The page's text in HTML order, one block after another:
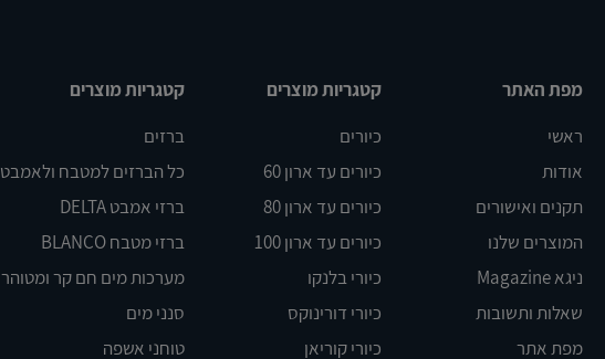
מפת האתר
ראשי
אודות
תקנים ואישורים
המוצרים שלנו
ניגא Magazine
שאלות ותשובות
מפת אתר
קטגריות מוצרים
כיורים
כיורים עד ארון 60
כיורים עד ארון 80
כיורים עד ארון 100
כיורי בלנקו
כיורי דורינוקס
כיורי קוריאן
קטגריות מוצרים
ברזים
כל הברזים למטבח ולאמבט
ברזי אמבט DELTA
ברזי מטבח BLANCO
מערכות מים חם קר ומטוהר
סנני מים
טוחני אשפה